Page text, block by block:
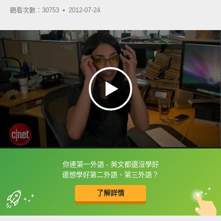
觀看次數：30753 • 2012-07-24
你連第一外語 - 英文都還沒學好
還想學好第二外語、第三外語？
了解詳情
框選或點兩下字幕可以直接查字典喔！
收錄佳句 中
英